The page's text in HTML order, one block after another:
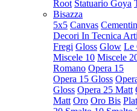
Root Statuario Goya
Bisazza
5x5 Canvas
Decori In Tecnica
Fregi Gloss Glow Le
Miscele 10 Miscele
Romano Opera 15
Opera 15 Gloss
Gloss Opera 25 Matt
Matt Oro Oro Bis